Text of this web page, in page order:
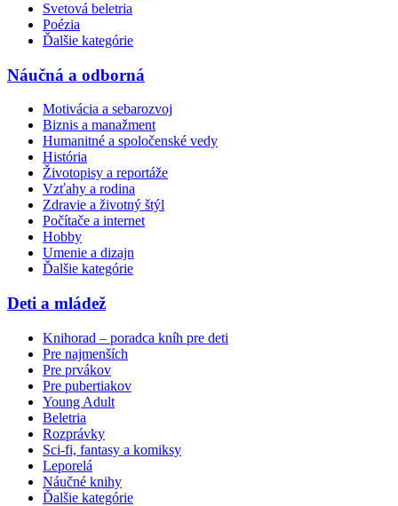
Svetová beletria
Poézia
Ďalšie kategórie
Náučná a odborná
Motivácia a sebarozvoj
Biznis a manažment
Humanitné a spoločenské vedy
História
Životopisy a reportáže
Vzťahy a rodina
Zdravie a životný štýl
Počítače a internet
Hobby
Umenie a dizajn
Ďalšie kategórie
Deti a mládež
Knihorad – poradca kníh pre deti
Pre najmenších
Pre prvákov
Pre pubertiakov
Young Adult
Beletria
Rozprávky
Sci-fi, fantasy a komiksy
Leporelá
Náučné knihy
Ďalšie kategórie